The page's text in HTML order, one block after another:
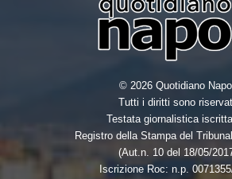
© 2026 Quotidiano
Tutti i diritti sono
Testata giornalistica
Registro della Stampa del
(Aut.n. 10 del 18/05/
Iscrizione Roc: n.p.